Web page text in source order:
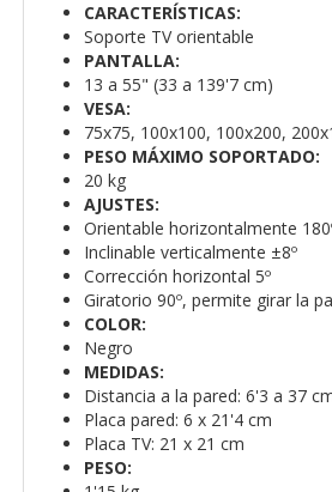
CARACTERÍSTICAS:
Soporte TV orientable
PANTALLA:
13 a 55" (33 a 139'7 cm)
VESA:
75x75, 100x100, 100x200,
PESO MÁXIMO SOPORTADO:
20 kg
AJUSTES:
Orientable horizontalmente
Inclinable verticalmente ±8º
Corrección horizontal 5º
Giratorio 90º, permite girar la
COLOR:
Negro
MEDIDAS:
Distancia a la pared: 6'3 a 37
Placa pared: 6 x 21'4 cm
Placa TV: 21 x 21 cm
PESO: